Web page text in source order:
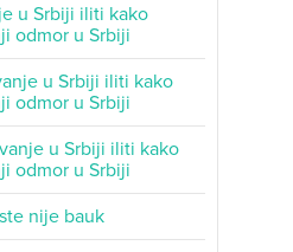
u Srbiji iliti kako
odmor u Srbiji
u Srbiji iliti kako
odmor u Srbiji
u Srbiji iliti kako
odmor u Srbiji
nije bauk